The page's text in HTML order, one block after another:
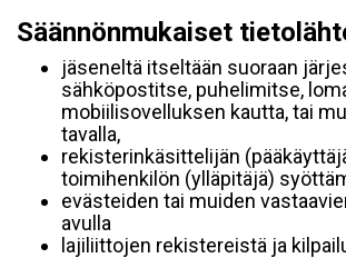
Säännönmukaiset
jäseneltä itseltään suoraan
sähköpostitse, puhelimitse,
mobiilisovelluksen kautta, tai
tavalla,
rekisterinkäsittelijän
toimihenkilön (ylläpitäjä)
evästeiden tai muiden
avulla
lajiliittojen rekistereistä ja